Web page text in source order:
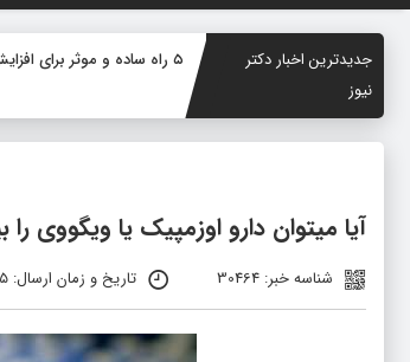
جدیدترین اخبار دکتر
نیوز
۵ راه ساده و موثر برای افزایش گردش خون در بدن؛ چگونه جریان خون را بهبود دهیم؟
آیا میتوان دارو اوزمپیک یا ویگووی
شناسه خبر: 30464 تاریخ و زمان ارسال: ۲۵ آذر ۱۴۰۲ ساعت ۰۹:۳۲